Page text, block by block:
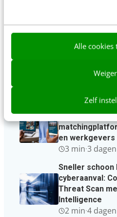
Alle cookies
Zelf
RefugeeWork
lanceren
en werkgevers
3 min·3
Sneller schoon
cyberaanval:
Threat Scan
Intelligence
2 min·4